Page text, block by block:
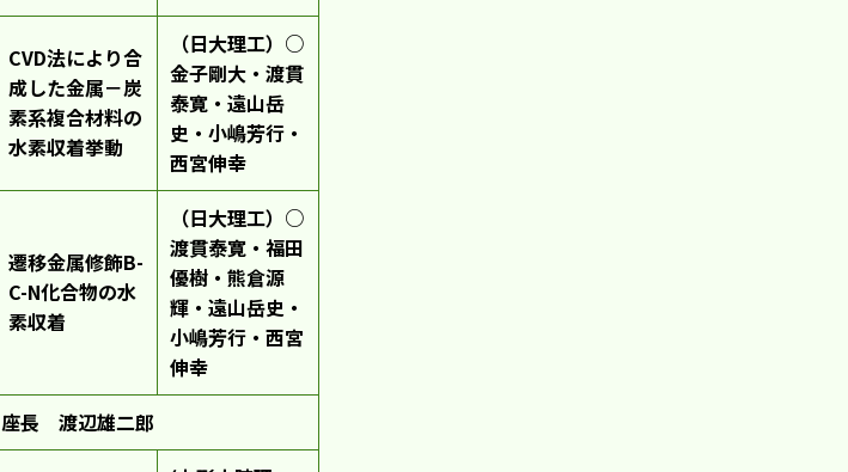
CVD法により合
成した金属－炭
素系複合材料の
水素収着挙動
（日大理工）○
金子剛大・渡貫
泰寛・遠山岳
史・小嶋芳行・
西宮伸幸
遷移金属修飾B-
C-N化合物の水
素収着
（日大理工）○
渡貫泰寛・福田
優樹・熊倉源
輝・遠山岳史・
小嶋芳行・西宮
伸幸
座長 渡辺雄二郎